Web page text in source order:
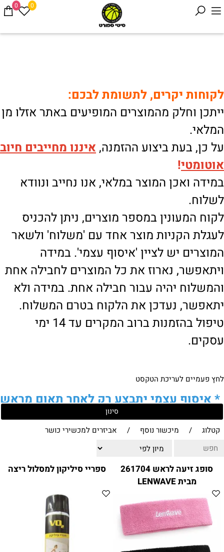
0 0
לקוחות יקרים, לתשומת לבכם:
ייתכן וחלק מהמוצרים המופיעים באתר אזלו מן
המלאי.
על כן, בעת ביצוע ההזמנה, איננו מחייבים חיוב
אוטומטי!
במידה ואכן המוצר במלאי, אנו נחייב ונוודא
לשלוח.
לקוח המעונין במספר מוצרים, ניתן להכניס
לעגלת הקניות מוצר אחד עם 'משלוח' ולשאר
המוצרים יש לציין 'איסוף עצמי'. במידה
ויתאפשר, נארוז את כל המוצרים לחבילה אחת
והמשלוח יהיה עבור חבילה אחת. במידה ולא
יתאפשר, נעדכן את הלקוח בטרם המשלוח.
טיפול בהזמנות ברוב המקרים עד 14 ימי
עסקים.
לחץ פעמיים לעריכת הטקסט
*איסוף עצמי יתבצע רק לאחר תאום מראש
של הלקוח מול נציגנו!
לבירור נוסף ניתן ליצור עמנו קשר:
ווטצאפ הודעות בלבד ):
מענה טלפוני: 04-8411075
,
04-8411010
בין השעות 9:00-17:00
לחיצת כפתור"צור קשר"
באתר
דוא"ל:citysport1@013.net
citysport2@013.net
סינון
קטלוג / מיכשור נוסף / אביזרים למכשירי כושר
סופג זיעה לראש 261704
מבית LENWAVE
ספריי סיליקון למסלול ריצה